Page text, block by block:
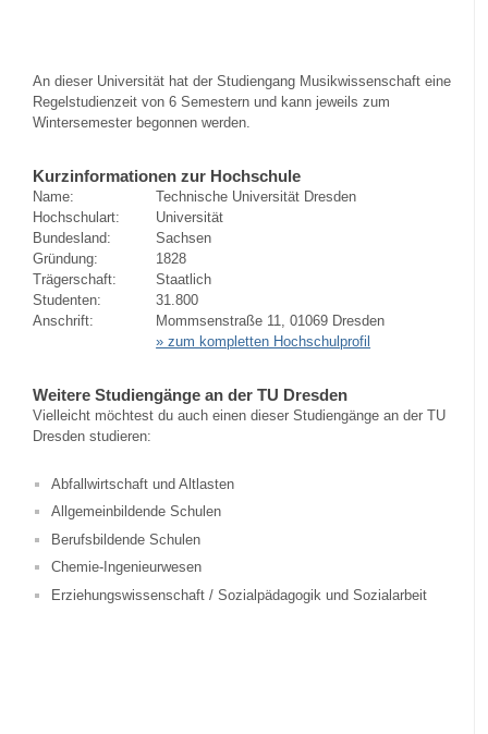
An dieser Universität hat der Studiengang Musikwissenschaft eine
Regelstudienzeit von 6 Semestern und kann jeweils zum
Wintersemester begonnen werden.
Kurzinformationen zur Hochschule
Name:
Technische Universität Dresden
Hochschulart:
Universität
Bundesland:
Sachsen
Gründung:
1828
Trägerschaft:
Staatlich
Studenten:
31.800
Anschrift:
Mommsenstraße 11, 01069 Dresden
» zum kompletten Hochschulprofil
Weitere Studiengänge an der TU Dresden
Vielleicht möchtest du auch einen dieser Studiengänge an der TU
Dresden studieren:
Abfallwirtschaft und Altlasten
Allgemeinbildende Schulen
Berufsbildende Schulen
Chemie-Ingenieurwesen
Erziehungswissenschaft / Sozialpädagogik und Sozialarbeit